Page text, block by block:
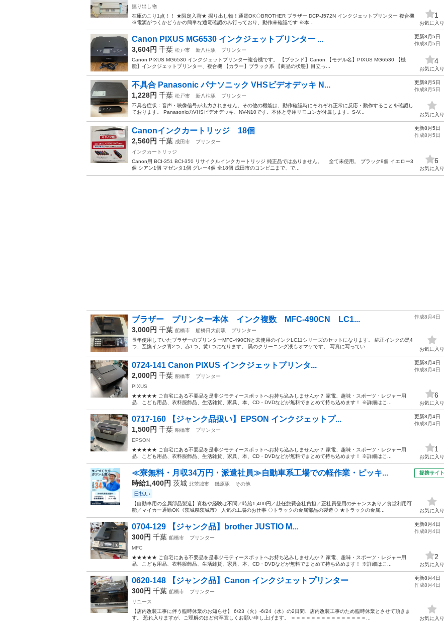
掘り出し物
在庫のこり1点！！ ★限定入荷★ 掘り出し物！通電OK◇BROTHER ブラザー DCP-J572N インクジェットプリンター 複合機
※電源がつくかどうかの簡単な通電確認のみ行っており、動作未確認です ※本...
1
お気に入り
Canon PIXUS MG6530 インクジェットプリンター ...
3,604円 千葉 松戸市 新八柱駅
プリンター
Canon PIXUS MG6530 インクジェットプリンター複合機です。 【ブランド】Canon 【モデル名】PIXUS MG6530 【機
能】インクジェットプリンター、複合機 【カラー】ブラック系 【商品の状態】目立っ...
更新8月5日
作成8月5日
4
お気に入り
不具合 Panasonic パナソニック VHSビデオデッキ N...
1,228円 千葉 松戸市 新八柱駅
プリンター
不具合症状：音声・映像信号が出力されません。その他の機能は、動作確認時にそれぞれ正常に反応・動作することを確認し
ております。 PanasonicのVHSビデオデッキ、NV-N10です。本体と専用リモコンが付属します。S-V...
更新8月5日
作成8月5日
お気に入り
Canonインクカートリッジ 18個
2,560円 千葉 成田市
プリンター
インクカートリッジ
Canon用 BCI-351 BCI-350 リサイクルインクカートリッジ 純正品ではありません。 全て未使用。 ブラック9個 イエロー3
個 シアン1個 マゼンタ1個 グレー4個 全18個 成田市のコンビニまで、で...
更新8月5日
作成8月5日
6
お気に入り
ブラザー プリンター本体 インク複数 MFC-490CN LC1...
3,000円 千葉 船橋市 船橋日大前駅
プリンター
長年使用していたブラザーのプリンターMFC-490CNと未使用のインクLC11シリーズのセットになります。 純正インクの黒4
つ、互換インク青2つ、赤1つ、黄1つになります。 黒のクリーニング液もオマケです。 写真に写ってい...
作成8月4日
お気に入り
0724-141 Canon PIXUS インクジェットプリンタ...
2,000円 千葉 船橋市
プリンター
PIXUS
★★★★★ ご自宅にある不要品を是非ジモティースポットへお持ち込みしませんか？ 家電、趣味・スポーツ・レジャー用
品、こども用品、衣料服飾品、生活雑貨、家具、本、CD・DVDなどが無料でまとめて持ち込めます！ ※詳細はこ...
更新8月4日
作成8月4日
6
お気に入り
0717-160 【ジャンク品扱い】EPSON インクジェットプ...
1,500円 千葉 船橋市
プリンター
EPSON
★★★★★ ご自宅にある不要品を是非ジモティースポットへお持ち込みしませんか？ 家電、趣味・スポーツ・レジャー用
品、こども用品、衣料服飾品、生活雑貨、家具、本、CD・DVDなどが無料でまとめて持ち込めます！ ※詳細はこ...
更新8月4日
作成8月4日
1
お気に入り
≪寮無料・月収34万円・派遣社員≫自動車系工場での軽作業・ピッキ...
時給1,400円 茨城 北茨城市 磯原駅 その他
日払い
【自動車用の金属部品製造】資格や経験は不問／時給1,400円／赴任旅費会社負担／正社員登用のチャンスあり／食堂利用可
能／マイカー通勤OK《茨城県茨城市》 人気の工場のお仕事 ◇トラックの金属部品の製造◇ ★トラックの金属...
提携サイト
お気に入り
0704-129 【ジャンク品】brother JUSTIO M...
300円 千葉 船橋市
プリンター
MFC
★★★★★ ご自宅にある不要品を是非ジモティースポットへお持ち込みしませんか？ 家電、趣味・スポーツ・レジャー用
品、こども用品、衣料服飾品、生活雑貨、家具、本、CD・DVDなどが無料でまとめて持ち込めます！ ※詳細はこ...
更新8月4日
作成8月4日
2
お気に入り
0620-148 【ジャンク品】Canon インクジェットプリンター
300円 千葉 船橋市
プリンター
リユース
【店内改装工事に伴う臨時休業のお知らせ】 6/23（火）-6/24（水）の2日間、店内改装工事のため臨時休業とさせて頂きま
す。 恐れ入りますが、ご理解のほど何卒宜しくお願い申し上げます。 ＝＝＝＝＝＝＝＝＝＝＝＝＝＝＝...
更新8月4日
作成8月4日
お気に入り